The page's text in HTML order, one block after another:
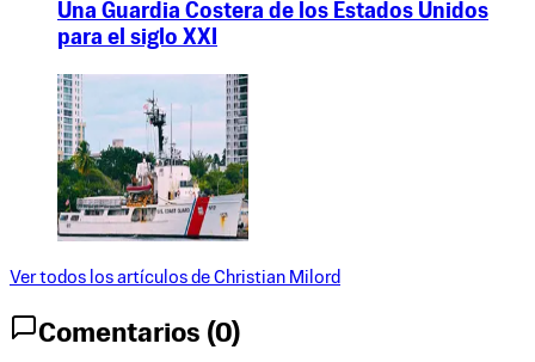
Una Guardia Costera de los Estados Unidos
para el siglo XXI
Ver todos los artículos de Christian Milord
Comentarios (0)